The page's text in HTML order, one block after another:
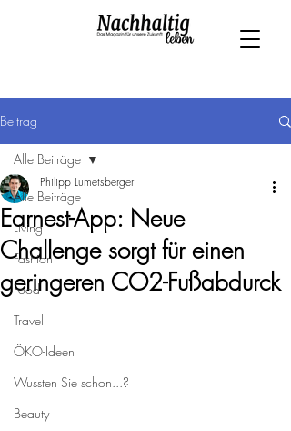
Beitrag
Alle Beiträge
Living
Fashion
Food
Travel
ÖKO-Ideen
Wussten Sie schon...?
Beauty
Alle Beiträge
Earnest-App: Neue
Challenge sorgt für einen
geringeren CO2-Fußabdurck
Philipp Lumetsberger